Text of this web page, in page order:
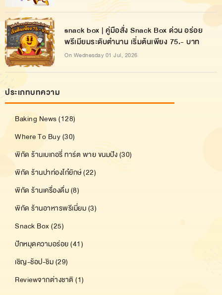
snack box | คู่มือสั่ง Snack Box ด่วน อร่อย
พรีเมียมระดับตำนาน เริ่มต้นเพียง 75.- บาท
On Wednesday 01 Jul, 2026
ประเภทบทความ
Baking News (128)
Where To Buy (30)
พิกัด ร้านเบเกอรี่ ทาร์ต พาย ขนมปัง (30)
พิกัด ร้านปาท่องโก๋ยักษ์ (22)
พิกัด ร้านเครื่องดื่ม (8)
พิกัด ร้านอาหารพรีเมี่ยม (3)
Snack Box (25)
ปักหมุดความอร่อย (41)
เชิญ-ช้อป-ชิม (29)
Reviewจากต่างชาติ (1)